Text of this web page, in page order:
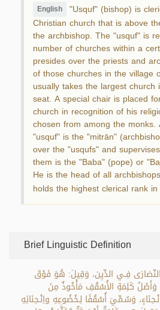
English "Usquf" (bishop) is
Christian church that is above
the archbishop. The "usquf" is
number of churches within a
presides over the priests and
of those churches in the village
usually takes the largest
seat. A special chair is placed
church in recognition of his
chosen from among the
"usquf" is the "mitrān"
over the "usqufs" and
them is the "Baba" (pope) or
He is the head of all
holds the highest clerical rank
Brief Linguistic Definition
فِـي الدِّيِن، وَقِيلَ: هُوَ فَوْقَ
وَأَصْلُ كَلِمَةِ الأُسْقُفِ مَأْخُوذٌ مِنَ
وَسُـمِّيَ أُسْقُفًا لِـخُضُوعِهِ واِنْـحِنَائِهِ